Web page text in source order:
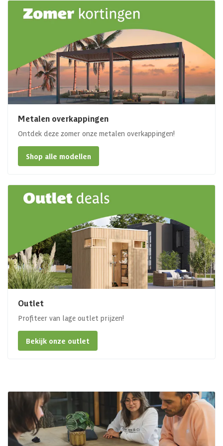
Metalen overkappingen
Ontdek deze zomer onze metalen overkappingen!
Shop alle modellen
Outlet
Profiteer van lage outlet prijzen!
Bekijk onze outlet